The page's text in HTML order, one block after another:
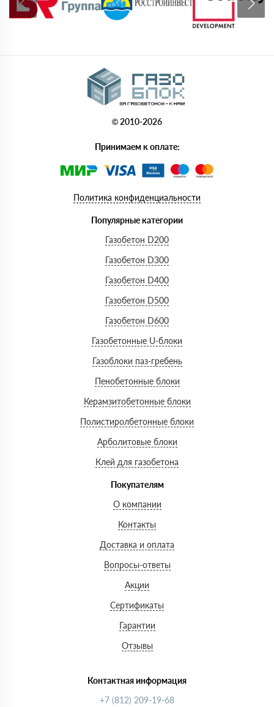
© 2010-2026
Принимаем к оплате:
Политика конфиденциальности
Популярные категории
Газобетон D200
Газобетон D300
Газобетон D400
Газобетон D500
Газобетон D600
Газобетонные U-блоки
Газоблоки паз-гребень
Пенобетонные блоки
Керамзитобетонные блоки
Полистиролбетонные блоки
Арболитовые блоки
Клей для газобетона
Покупателям
О компании
Контакты
Доставка и оплата
Вопросы-ответы
Акции
Сертификаты
Гарантии
Отзывы
Контактная информация
+7 (812) 209-19-68